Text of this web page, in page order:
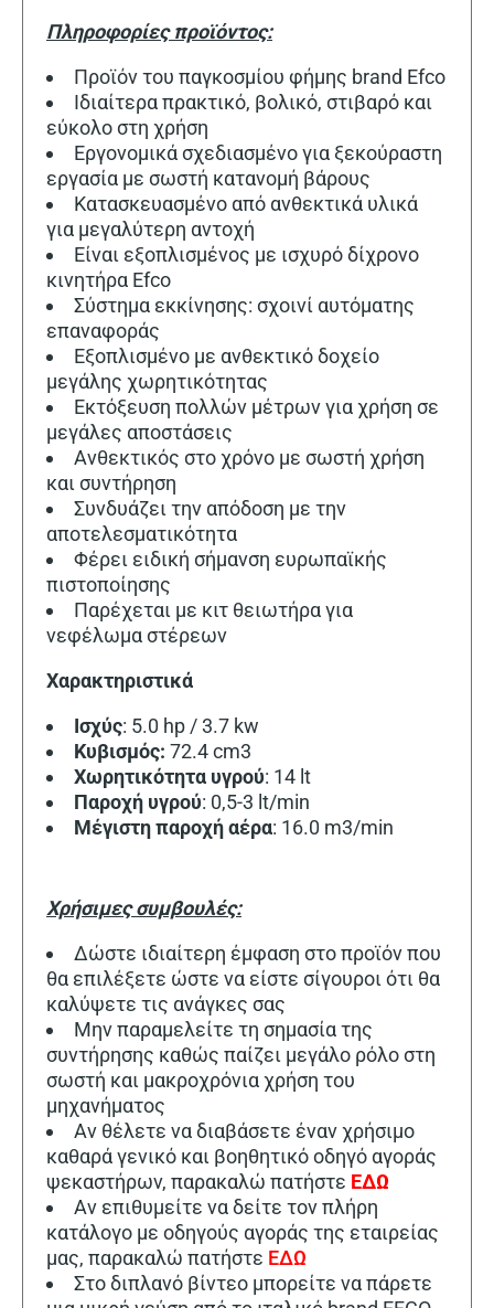
Πληροφορίες προϊόντος:
Προϊόν του παγκοσμίου φήμης brand Efco
Ιδιαίτερα πρακτικό, βολικό, στιβαρό και
εύκολο στη χρήση
Εργονομικά σχεδιασμένο για ξεκούραστη
εργασία με σωστή κατανομή βάρους
Κατασκευασμένο από ανθεκτικά υλικά
για μεγαλύτερη αντοχή
Είναι εξοπλισμένος με ισχυρό δίχρονο
κινητήρα Εfco
Σύστημα εκκίνησης: σχοινί αυτόματης
επαναφοράς
Εξοπλισμένο με ανθεκτικό δοχείο
μεγάλης χωρητικότητας
Εκτόξευση πολλών μέτρων για χρήση σε
μεγάλες αποστάσεις
Aνθεκτικός στο χρόνο με σωστή χρήση
και συντήρηση
Συνδυάζει την απόδοση με την
αποτελεσματικότητα
Φέρει ειδική σήμανση ευρωπαϊκής
πιστοποίησης
Παρέχεται με κιτ θειωτήρα για
νεφέλωμα στέρεων
Χαρακτηριστικά
Iσχύς: 5.0 hp / 3.7 kw
Κυβισμός: 72.4 cm3
Χωρητικότητα υγρού: 14 lt
Παροχή υγρού: 0,5-3 lt/min
Μέγιστη παροχήαέρα: 16.0 m3/min
Χρήσιμες συμβουλές:
Δώστε ιδιαίτερη έμφαση στο προϊόν που
θα επιλέξετε ώστε να είστε σίγουροι ότι θα
καλύψετε τις ανάγκες σας
Μην παραμελείτε τη σημασία της
συντήρησης καθώς παίζει μεγάλο ρόλο στη
σωστή και μακροχρόνια χρήση του
μηχανήματος
Αν θέλετε να διαβάσετε έναν χρήσιμο
καθαρά γενικό και βοηθητικό οδηγό αγοράς
ψεκαστήρων, παρακαλώ πατήστε ΕΔΩ
Αν επιθυμείτε να δείτε τον πλήρη
κατάλογο με οδηγούς αγοράς της εταιρείας
μας, παρακαλώ πατήστε ΕΔΩ
Στο διπλανό βίντεο μπορείτε να πάρετε